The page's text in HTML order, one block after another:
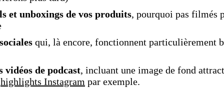
et unboxings de vos produits, pourquoi pas filmés
qui, là encore, fonctionnent particulièrement
vidéos de podcast, incluant une image de fond
highlights Instagram par exemple.